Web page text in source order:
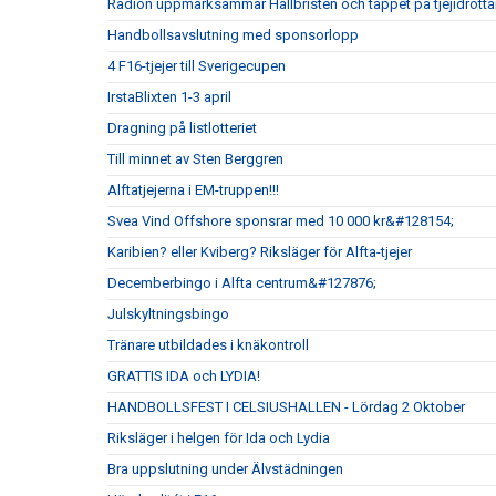
Radion uppmärksammar Hallbristen och tappet på
Handbollsavslutning med sponsorlopp
4 F16-tjejer till Sverigecupen
IrstaBlixten 1-3 april
Dragning på listlotteriet
Till minnet av Sten Berggren
Alftatjejerna i EM-truppen!!!
Svea Vind Offshore sponsrar med 10 000 kr&#128154;
Karibien? eller Kviberg? Riksläger för Alfta-tjejer
Decemberbingo i Alfta centrum&#127876;
Julskyltningsbingo
Tränare utbildades i knäkontroll
GRATTIS IDA och LYDIA!
HANDBOLLSFEST I CELSIUSHALLEN - Lördag 2 Oktober
Riksläger i helgen för Ida och Lydia
Bra uppslutning under Älvstädningen